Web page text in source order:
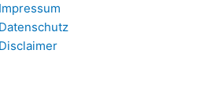
Impressum
Datenschutz
Disclaimer